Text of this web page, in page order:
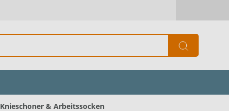
Knieschoner & Arbeitssocken